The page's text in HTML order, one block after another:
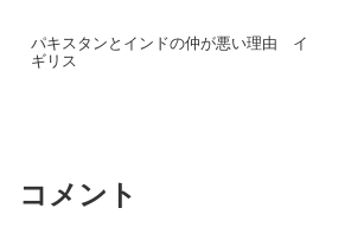
パキスタンとインドの仲が悪い理由 イ
ギリス
コメント